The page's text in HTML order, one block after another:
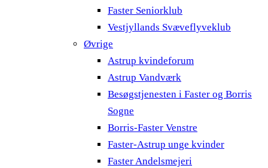
Faster Seniorklub
Vestjyllands Svæveflyveklub
Øvrige
Astrup kvindeforum
Astrup Vandværk
Besøgstjenesten i Faster og Borris
Sogne
Borris-Faster Venstre
Faster-Astrup unge kvinder
Faster Andelsmejeri